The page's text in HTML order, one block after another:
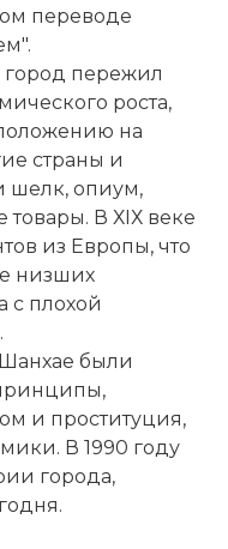
переводе
пережил
роста,
на
страны и
шелк, опиум,
товары. В ХIХ веке
из Европы, что
низших
с плохой
были
и проституция,
В 1990 году
города,